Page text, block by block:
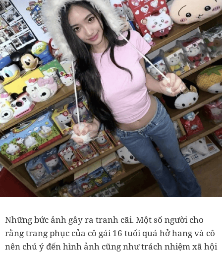
Những bức ảnh gây ra tranh cãi. Một số người cho
rằng trang phục của cô gái 16 tuổi quá hở hang và cô
nên chú ý đến hình ảnh cũng như trách nhiệm xã hội